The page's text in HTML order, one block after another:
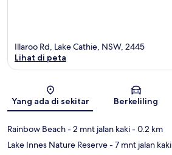
Peta
Illaroo Rd, Lake Cathie, NSW, 2445
Lihat di peta
Yang ada di sekitar Berkeliling
Rainbow Beach- 2 mnt jalan kaki- 0.2 km
Lake Innes Nature Reserve- 7 mnt jalan kaki